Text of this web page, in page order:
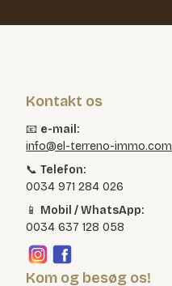
Kontakt os
📧 e-mail:
info@el-terreno-immo.com
📞Telefon:
0034 971 284 026
📱 Mobil / WhatsApp:
0034 637 128 058
Kom og besøg os!